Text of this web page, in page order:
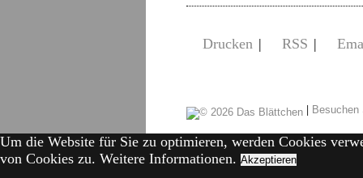
Drucken | RSS |
|
Um die Website für Sie zu optimieren, werden Cookies
von Cookies zu. Weitere Informationen. Akzeptieren